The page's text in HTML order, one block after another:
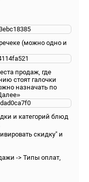
(можно одно и
продаж, где
стоят галочки
назначать по
и категорий блюд
скидку" и
-> Типы оплат,